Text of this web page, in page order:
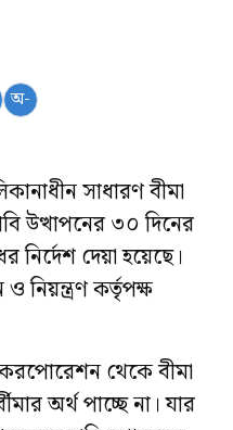
অ-
সাধারণ বীমা
উত্থাপনের ৩০ দিনের
নির্দেশ দেয়া হয়েছে।
নিয়ন্ত্রণ কর্তৃপক্ষ
করপোরেশন থেকে বীমা
অর্থ পাচ্ছে না। যার